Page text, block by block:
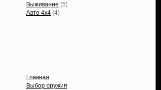
Выживание (5)
Авто 4х4 (4)
Главная
Выбор оружия